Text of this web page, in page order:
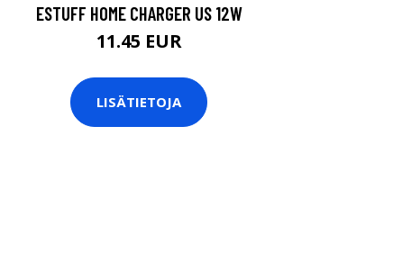
ESTUFF HOME CHARGER US 12W
11.45 EUR
LISÄTIETOJA